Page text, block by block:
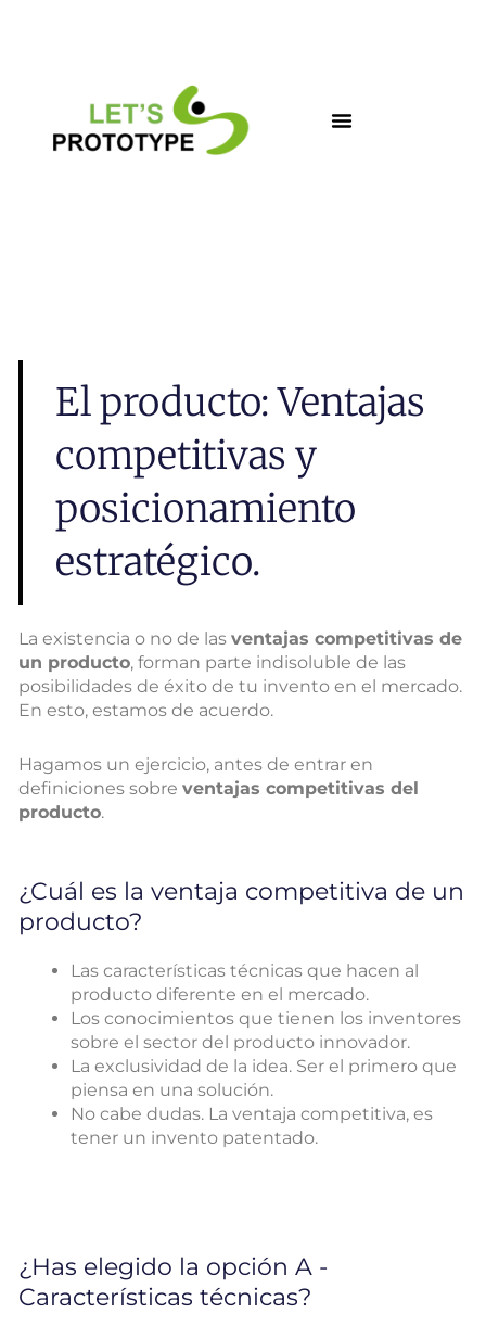
El producto: Ventajas
competitivas y
posicionamiento
estratégico.
La existencia o no de lasventajas competitivas de
un producto, forman parte indisoluble de las
posibilidades de éxito de tu invento en el mercado.
En esto, estamos de acuerdo.
Hagamos un ejercicio, antes de entrar en
definiciones sobreventajas competitivas del
producto.
¿Cuál es la ventaja competitiva de un
producto?
Las características técnicas que hacen al
producto diferente en el mercado.
Los conocimientos que tienen los inventores
sobre el sector del producto innovador.
La exclusividad de la idea. Ser el primero que
piensa en una solución.
No cabe dudas. La ventaja competitiva, es
tener un invento patentado.
¿Has elegido la opción A -
Características técnicas?